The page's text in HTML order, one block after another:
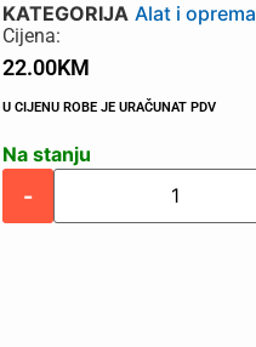
KATEGORIJA Alat i
Cijena:
22.00KM
U CIJENU ROBE JE URAČUNAT PDV
Na stanju
-